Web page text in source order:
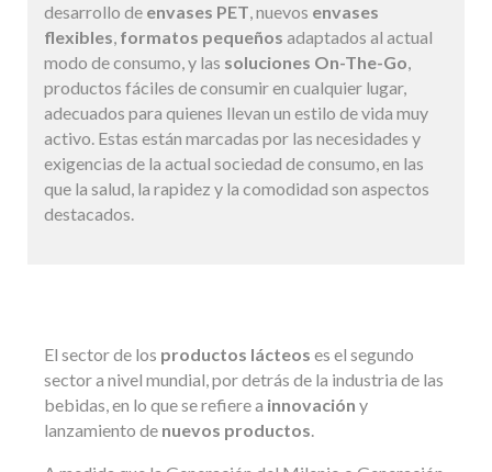
desarrollo de envases PET, nuevos envases
flexibles, formatos pequeños adaptados al actual
modo de consumo, y las soluciones On-The-Go,
productos fáciles de consumir en cualquier lugar,
adecuados para quienes llevan un estilo de vida muy
activo. Estas están marcadas por las necesidades y
exigencias de la actual sociedad de consumo, en las
que la salud, la rapidez y la comodidad son aspectos
destacados.
El sector de los productos lácteos es el segundo
sector a nivel mundial, por detrás de la industria de las
bebidas, en lo que se refiere a innovación y
lanzamiento de nuevos productos.